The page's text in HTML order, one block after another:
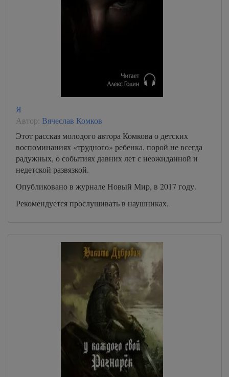
Я
Автор: Вячеслав Комков
Этот рассказ молодого автора Комкова о детских
воспоминаниях «трудного» ребенка, порой не всегда
радужных, о событиях давних лет с неожиданной и
недетской развязкой.
Опубликовано в журнале Новый Мир, в 2017 году.
Рекомендуется прослушивать в наушниках.